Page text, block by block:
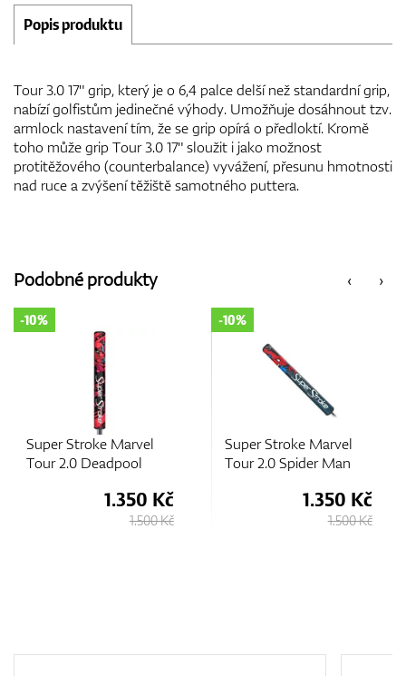
Popis produktu
Tour 3.0 17" grip, který je o 6,4 palce delší než standardní grip,
nabízí golfistům jedinečné výhody. Umožňuje dosáhnout tzv.
armlock nastavení tím, že se grip opírá o předloktí. Kromě
toho může grip Tour 3.0 17" sloužit i jako možnost
protitěžového (counterbalance) vyvážení, přesunu hmotnosti
nad ruce a zvýšení těžiště samotného puttera.
‹
Podobné produkty ›
Super Stroke Marvel
Tour 2.0 Spider Man
1.350 Kč
1.500 Kč
Super Stroke Zenergy
Pistol 1.0
1.210 Kč
1.280 Kč